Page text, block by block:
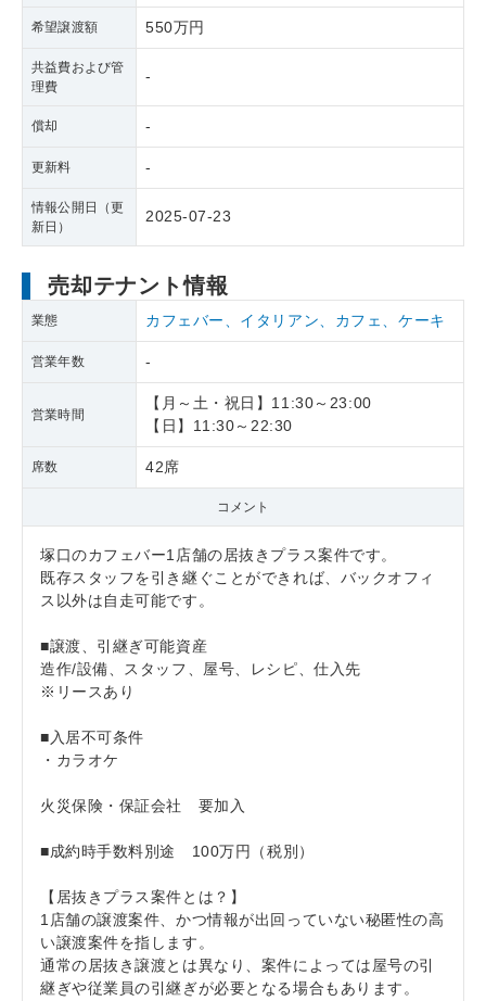
希望譲渡額 550万円
共益費および管
理費
-
償却 -
更新料 -
情報公開日（更
新日）
2025-07-23
売却テナント情報
業態 カフェバー、イタリアン、カフェ、ケーキ
営業年数 -
営業時間
【月～土・祝日】11:30～23:00
【日】11:30～22:30
席数 42席
コメント
塚口のカフェバー1店舗の居抜きプラス案件です。
既存スタッフを引き継ぐことができれば、バックオフィ
ス以外は自走可能です。
■譲渡、引継ぎ可能資産
造作/設備、スタッフ、屋号、レシピ、仕入先
※リースあり
■入居不可条件
・カラオケ
火災保険・保証会社 要加入
■成約時手数料別途 100万円（税別）
【居抜きプラス案件とは？】
1店舗の譲渡案件、かつ情報が出回っていない秘匿性の高
い譲渡案件を指します。
通常の居抜き譲渡とは異なり、案件によっては屋号の引
継ぎや従業員の引継ぎが必要となる場合もあります。